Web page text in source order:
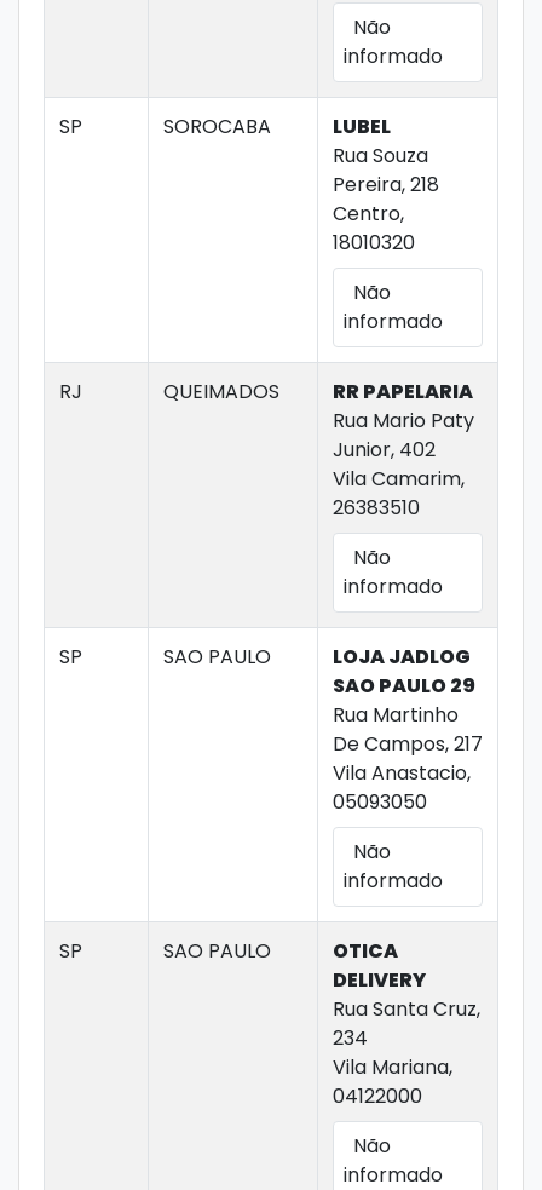
Não
informado
SP SOROCABA
LUBEL
Rua Souza
Pereira, 218
Centro,
18010320
Não
informado
RJ QUEIMADOS
RR PAPELARIA
Rua Mario Paty
Junior, 402
Vila Camarim,
26383510
Não
informado
SP SAO PAULO
LOJA JADLOG
SAO PAULO 29
Rua Martinho
De Campos, 217
Vila Anastacio,
05093050
Não
informado
SP SAO PAULO
OTICA
DELIVERY
Rua Santa Cruz,
234
Vila Mariana,
04122000
Não
informado